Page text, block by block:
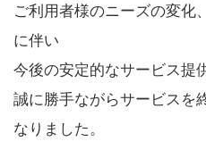
ご利用者様のニーズの変化
に伴い
今後の安定的なサービス提
誠に勝手ながらサービスを
なりました。